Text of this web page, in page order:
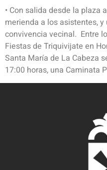
• Con salida desde la plaza
merienda a los asistentes,
convivencia vecinal. Entre
Fiestas de Triquivijate en
Santa María de La Cabeza
17:00 horas, una Caminata